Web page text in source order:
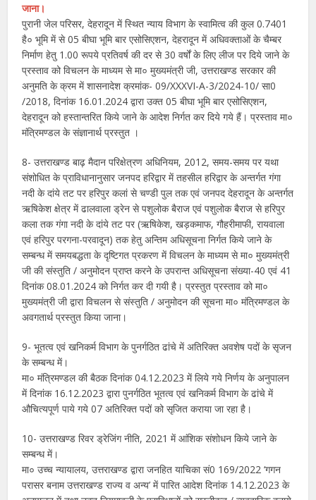
जाना।
पुरानी जेल परिसर, देहरादून में स्थित न्याय विभाग के स्वामित्व की कुल 0.7401
है० भूमि में से 05 बीघा भूमि बार एसोसिएशन, देहरादून में अधिवक्ताओं के चैम्बर
निर्माण हेतु 1.00 रूपये प्रतिवर्ष की दर से 30 वर्षों के लिए लीज पर दिये जाने के
प्रस्ताव को विचलन के माध्यम से मा० मुख्यमंत्री जी, उत्तराखण्ड सरकार की
अनुमति के क्रम में शासनादेश क्रमांक- 09/XXXVI-A-3/2024-10/ सा0
/2018, दिनांक 16.01.2024 द्वारा उक्त 05 बीघा भूमि बार एसोसिएशन,
देहरादून को हस्तान्तरित किये जाने के आदेश निर्गत कर दिये गये हैं। प्रस्ताव मा०
मंत्रिमण्डल के संज्ञानार्थ प्रस्तुत ।
8- उत्तराखण्ड बाढ़ मैदान परिक्षेत्रण अधिनियम, 2012, समय-समय पर यथा
संशोधित के प्राविधानानुसार जनपद हरिद्वार में तहसील हरिद्वार के अन्तर्गत गंगा
नदी के दांये तट पर हरिपुर कलां से चण्डी पुल तक एवं जनपद देहरादून के अन्तर्गत
ऋषिकेश क्षेत्र में ढालवाला ड्रेन से पशुलोक बैराज एवं पशुलोक बैराज से हरिपुर
कला तक गंगा नदी के दांये तट पर (ऋषिकेश, खड़कमाफ, गौहरीमाफी, रायवाला
एवं हरिपुर परगना-परवादून) तक हेतु अन्तिम अधिसूचना निर्गत किये जाने के
सम्बन्ध में समयबद्धता के दृष्टिगत प्रकरण में विचलन के माध्यम से मा० मुख्यमंत्री
जी की संस्तुति / अनुमोदन प्राप्त करने के उपरान्त अधिसूचना संख्या-40 एवं 41
दिनांक 08.01.2024 को निर्गत कर दी गयी है। प्रस्तुत प्रस्ताव को मा०
मुख्यमंत्री जी द्वारा विचलन से संस्तुति / अनुमोदन की सूचना मा० मंत्रिमण्डल के
अवगतार्थ प्रस्तुत किया जाना।
9- भूतत्व एवं खनिकर्म विभाग के पुनर्गठित ढांचे में अतिरिक्त अवशेष पदों के सृजन
के सम्बन्ध में।
मा० मंत्रिमण्डल की बैठक दिनांक 04.12.2023 में लिये गये निर्णय के अनुपालन
में दिनांक 16.12.2023 द्वारा पुनर्गठित भूतत्व एवं खनिकर्म विभाग के ढांचे में
औचित्यपूर्ण पाये गये 07 अतिरिक्त पदों को सृजित कराया जा रहा है।
10- उत्तराखण्ड रिवर ड्रेजिंग नीति, 2021 में आंशिक संशोधन किये जाने के
सम्बन्ध में।
मा० उच्च न्यायालय, उत्तराखण्ड द्वारा जनहित याचिका सं0 169/2022 ‘गगन
परासर बनाम उत्तराखण्ड राज्य व अन्य’ में पारित आदेश दिनांक 14.12.2023 के